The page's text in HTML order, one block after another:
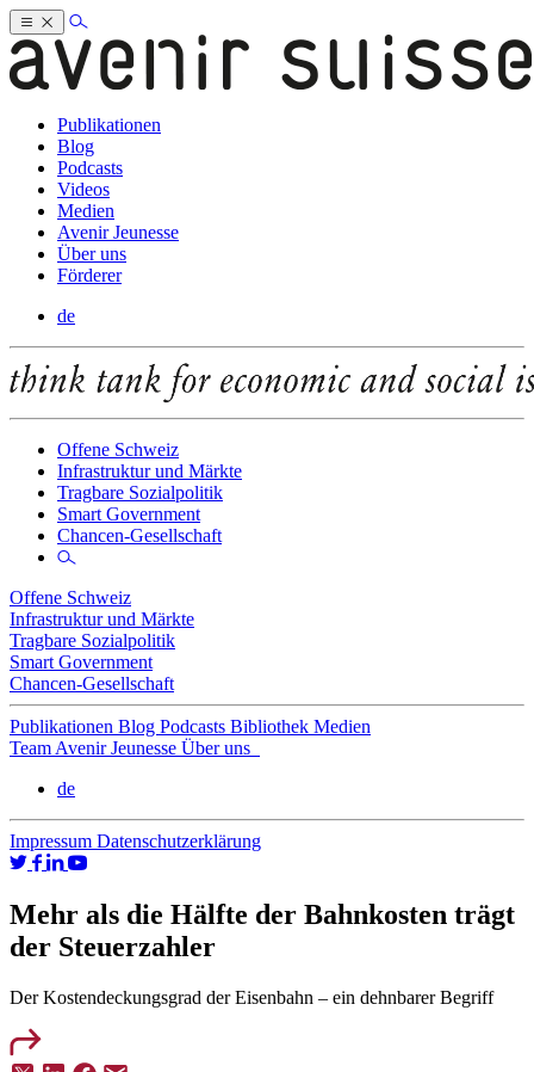
Publikationen
Blog
Podcasts
Videos
Medien
Avenir Jeunesse
Über uns
Förderer
de
Offene Schweiz
Infrastruktur und Märkte
Tragbare Sozialpolitik
Smart Government
Chancen-Gesellschaft
Offene Schweiz
Infrastruktur und Märkte
Tragbare Sozialpolitik
Smart Government
Chancen-Gesellschaft
Publikationen Blog Podcasts Bibliothek Medien
Team Avenir Jeunesse Über uns
de
Impressum Datenschutzerklärung
Mehr als die Hälfte der Bahnkosten trägt
der Steuerzahler
Der Kostendeckungsgrad der Eisenbahn – ein dehnbarer Begriff